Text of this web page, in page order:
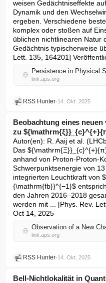
weisen Gedächtniseffekte
Dynamik und den
ergeben. Verschiedene
komplex oder stoßen auf
üblichen nichtlinearen Natur
Gedächtnis typischerweise
Lett. 135, 164201]
link.aps.org
RSS Hunter•14. Okt. 2025
Beobachtung eines
zu
Autor(en): R. Aaij et al.
Das
anhand von Proton-Proton-
Schwerpunktsenergie von
integrierten Leuchtkraft von
{\mathrm{fb}}^{−1}$
den Jahren 2016–2018
werden mit ... [Phys. Rev.
Oct 14, 2025
link.aps.org
RSS Hunter•14. Okt. 2025
Bell-Nichtlokalität in